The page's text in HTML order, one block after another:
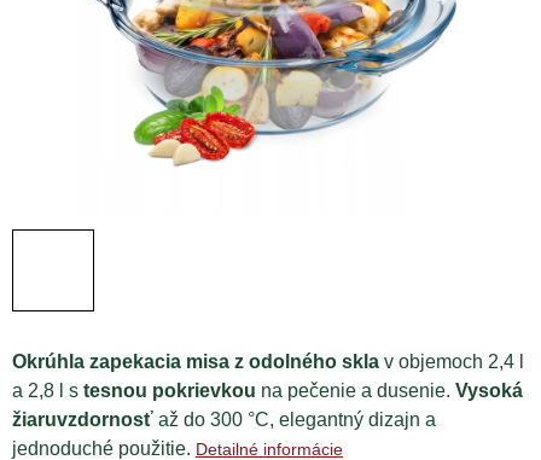
Okrúhla zapekacia misa z odolného skla v objemoch 2,4 l
a 2,8 l s tesnou pokrievkou na pečenie a dusenie. Vysoká
žiaruvzdornosť až do 300 °C, elegantný dizajn a
jednoduché použitie. Detailné informácie